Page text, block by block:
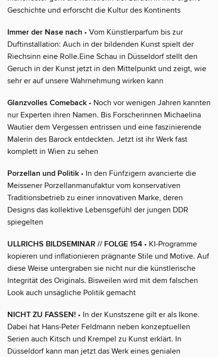
Geschichte und erforscht die Kultur des Kontinents
Immer der Nase nach • Vom Künstlerparfum bis zur
Duftinstallation: Auch in der bildenden Kunst spielt der
Riechsinn eine Rolle.Eine Schau in Düsseldorf stellt den
Geruch in der Kunst jetzt in den Mittelpunkt und zeigt, wie
sehr er auf unsere Wahrnehmung wirken kann
Glanzvolles Comeback • Noch vor wenigen Jahren kannten
nur Experten ihren Namen. Bis Forscherinnen Michaelina
Wautier dem Vergessen entrissen und eine faszinierende
Malerin des Barock entdeckten. Jetzt ist ihr Werk fast
komplett in Wien zu sehen
Porzellan und Politik • In den Fünfzigern avancierte die
Meissener Porzellanmanufaktur vom konservativen
Traditionsbetrieb zu einer innovativen Marke, deren
Designs das kollektive Lebensgefühl der jungen DDR
spiegelten
ULLRICHS BILDSEMINAR // FOLGE 154 • KI-Programme
kopieren und inflationieren prägnante Stile und Motive. Auf
diese Weise untergraben sie nicht nur die künstlerische
Integrität des Originals. Bisweilen wird mit dem falschen
Look auch unsägliche Politik gemacht
NICHT ZU FASSEN! • In der Kunstszene gilt er als Ikone.
Dabei hat Hans-Peter Feldmann neben konzeptuellen
Serien auch Kitsch und Krempel zu Kunst erklärt. In
Düsseldorf kann man jetzt das Werk eines genialen